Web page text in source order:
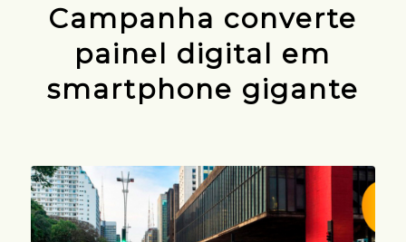
Campanha converte
painel digital em
smartphone gigante